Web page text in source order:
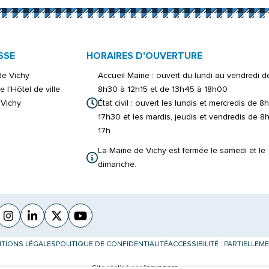
Vichy
l'Hôtel de ville
HORAIRES D'OUVERTURE
Accueil Mairie : ouvert du lundi au vendredi
8h30 à 12h15 et de 13h45 à 18h00
État civil : ouvert les lundis et mercredis de
17h30 et les mardis, jeudis et vendredis de
17h
La Mairie de Vichy est fermée le samedi et le
dimanche.
dans un nouvel onglet)
Instagram
(ouverture dans un nouvel onglet)
Linkedin
(ouverture dans un nouvel onglet)
X (Twitter)
(ouverture dans un nouvel onglet)
YouTube
(ouverture dans un nouvel onglet)
LÉGALESPOLITIQUE DE CONFIDENTIALITÉACCESSIBILITÉ :